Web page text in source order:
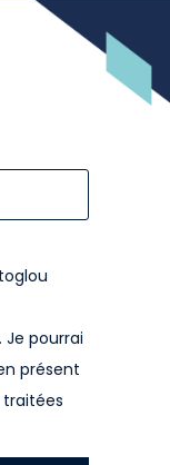
pourrai
présent